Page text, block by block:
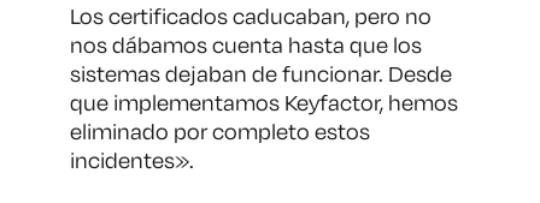
Los certificados caducaban, pero no
nos dábamos cuenta hasta que los
sistemas dejaban de funcionar. Desde
que implementamos Keyfactor, hemos
eliminado por completo estos
incidentes».